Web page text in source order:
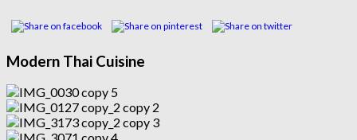
Modern Thai Cuisine